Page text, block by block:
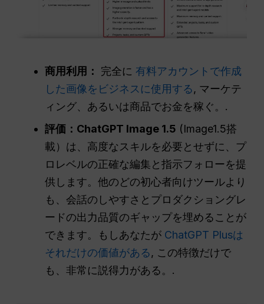
商用利用： 完全に有料アカウントで作成
した画像をビジネスに使用する, マーケテ
ィング、あるいは商品でお金を稼ぐ。.
評価：ChatGPT Image 1.5 (Image1.5搭
載）は、高度なスキルを必要とせずに、プ
ロレベルの正確な編集と指示フォローを提
供します。他のどの初心者向けツールより
も、会話のしやすさとプロダクショングレ
ードの出力品質のギャップを埋めることが
できます。もしあなたが ChatGPT Plusは
それだけの価値がある, この特徴だけで
も、非常に説得力がある。.